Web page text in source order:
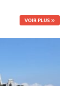
VOIR PLUS